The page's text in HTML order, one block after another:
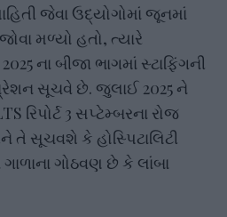
જેવા ઉદ્યોગોમાં જૂનમાં
મળ્યો હતો, ત્યારે
2025 ના બીજા ભાગમાં સ્ટાફિંગની
સૂચવે છે. જુલાઈ 2025 ને
રિપોર્ટ 3 સપ્ટેમ્બરના રોજ
તે સૂચવશે કે હોસ્પિટાલિટી
ગાળાના ગોઠવણ છે કે લાંબા